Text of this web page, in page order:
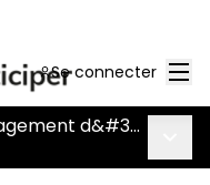
Se connecter
RD 178 - Doublement et aménagement d&#39;une voie réservée